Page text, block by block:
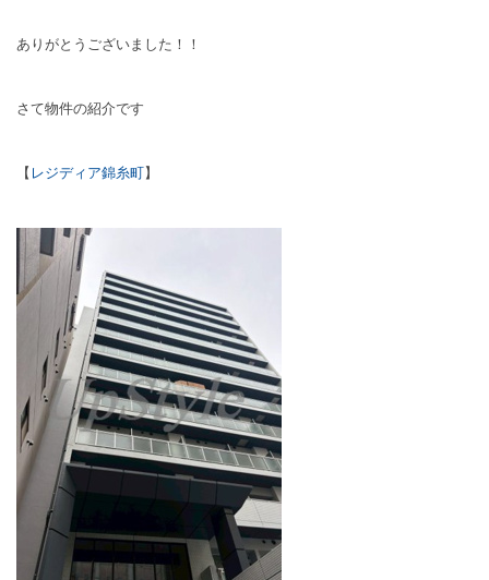
ありがとうございました！！
さて物件の紹介です
【 レジディア錦糸町】